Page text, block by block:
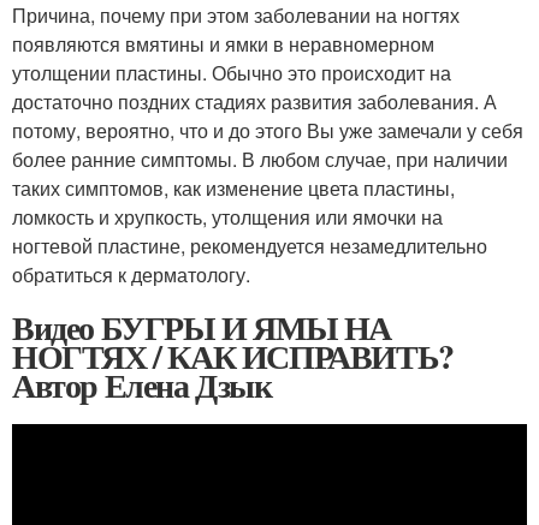
Причина, почему при этом заболевании на ногтях
появляются вмятины и ямки в неравномерном
утолщении пластины. Обычно это происходит на
достаточно поздних стадиях развития заболевания. А
потому, вероятно, что и до этого Вы уже замечали у себя
более ранние симптомы. В любом случае, при наличии
таких симптомов, как изменение цвета пластины,
ломкость и хрупкость, утолщения или ямочки на
ногтевой пластине, рекомендуется незамедлительно
обратиться к дерматологу.
Видео БУГРЫ И ЯМЫ НА
НОГТЯХ / КАК ИСПРАВИТЬ?
Автор Елена Дзык